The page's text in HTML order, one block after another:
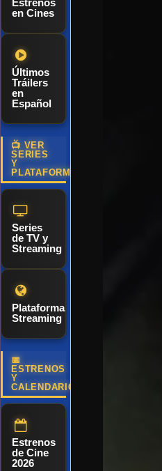
Estrenos
en Cines
Últimos
Tráilers
en
Español
📺 VER
SERIES
Y
PLATAFORMAS
Series
de TV y
Streaming
Plataformas
Streaming
📅
ESTRENOS
Y
CALENDARIO
Estrenos
de Cine
2026